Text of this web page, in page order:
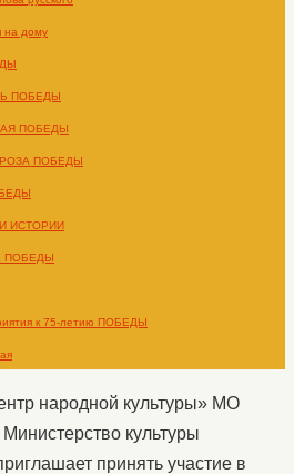
на дому
ПОБЕДЫ
ПОБЕДЫ
ПОБЕДЫ
ИСТОРИИ
ПОБЕДЫ
к 75-летию ПОБЕДЫ
народной культуры» МО
культуры
принять участие в